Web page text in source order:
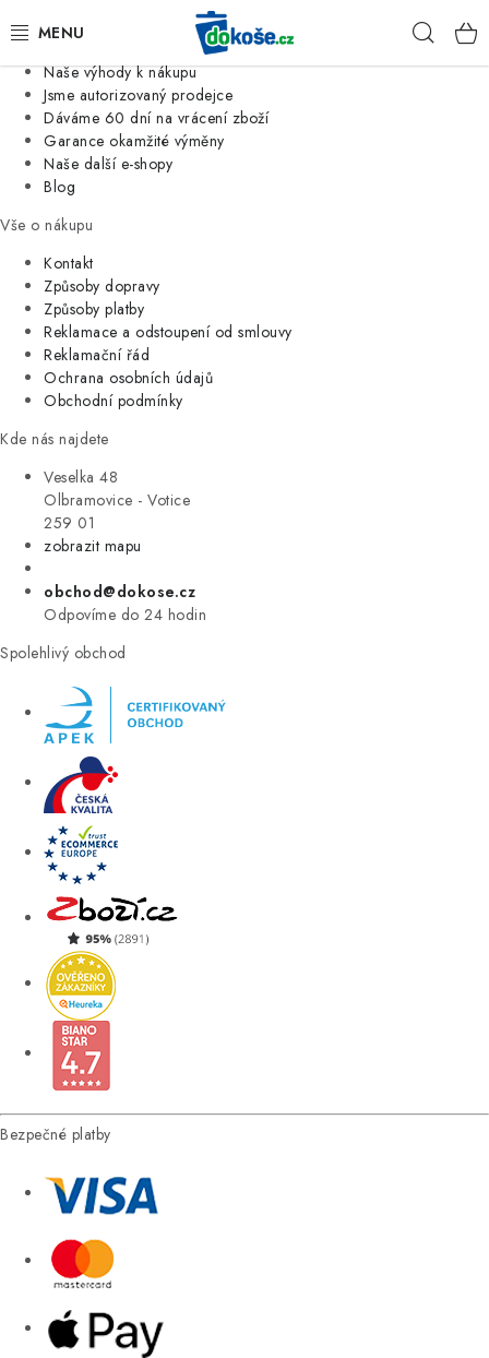
Jsme tradiční česká firma
Naše výhody k nákupu
Jsme autorizovaný prodejce
Dáváme 60 dní na vrácení zboží
Garance okamžité výměny
Naše další e-shopy
Blog
Vše o nákupu
Kontakt
Způsoby dopravy
Způsoby platby
Reklamace a odstoupení od smlouvy
Reklamační řád
Ochrana osobních údajů
Obchodní podmínky
Kde nás najdete
Veselka 48
Olbramovice - Votice
259 01
zobrazit mapu
obchod@dokose.cz
Odpovíme do 24 hodin
Spolehlivý obchod
Bezpečné platby
KOŠE
SÁČKY
KUCHYNĚ
ORGANIZACE
DOMÁCNOST
ÚKLID
VÝPRODEJ
ZNAČKY
Úvod Kontakt Blog
Moje objednávka